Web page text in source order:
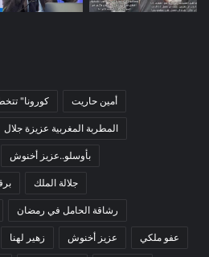
"كورونا" تتخطى عتبة 10 أمين حاريت
المطربة المغربية عزيزة جلال
بأوسلو..عزيز أخنوش
جلالة الملك
رشاقة الحامل في رمضان
زهير لهنا عزيز أخنوش عفو ملكي